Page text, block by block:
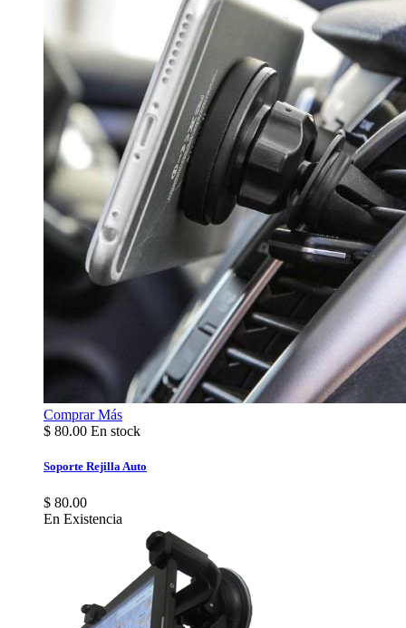
ComprarMás
$ 80.00 En stock
Soporte Rejilla Auto
$ 80.00
En Existencia